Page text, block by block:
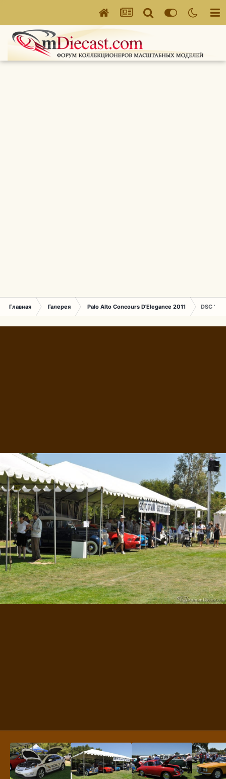
Главная Галерея Palo Alto Concours D'Elegance 2011 DSC